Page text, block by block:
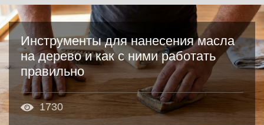
Инструменты для нанесения масла
на дерево и как с ними работать
правильно
1730